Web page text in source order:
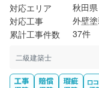
対応エリア
秋田県
対応工事
外壁
累計工事件数
37件
二級建築士